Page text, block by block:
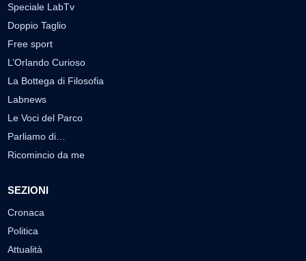
Speciale LabTv
Doppio Taglio
Free sport
L’Orlando Curioso
La Bottega di Filosofia
Labnews
Le Voci del Parco
Parliamo di…
Ricomincio da me
SEZIONI
Cronaca
Politica
Attualità